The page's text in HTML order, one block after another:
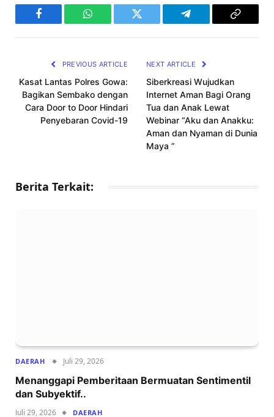
Facebook WhatsAppTwitter Telegram
Copy
PREVIOUS ARTICLE
Kasat Lantas Polres Gowa:
Bagikan Sembako dengan
Cara Door to Door Hindari
Penyebaran Covid-19
NEXT ARTICLE
Siberkreasi Wujudkan
Internet Aman Bagi Orang
Tua dan Anak Lewat
Webinar “Aku dan Anakku:
Aman dan Nyaman di Dunia
Maya ”
Berita Terkait:
DAERAH Juli 29, 2026
Menanggapi Pemberitaan Bermuatan Sentimentil
dan Subyektif..
Juli 29, 2026 DAERAH